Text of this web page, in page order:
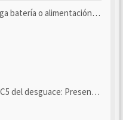
o alimentación eléctri...
Presentación y seguimiento